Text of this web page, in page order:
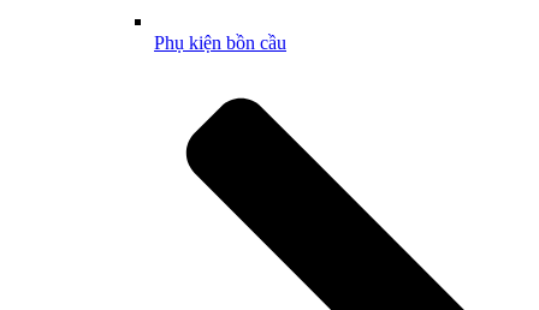
Phụ kiện bồn cầu